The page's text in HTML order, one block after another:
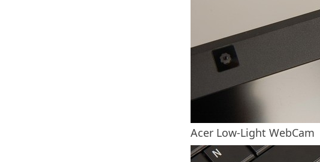
Acer Low-Light WebCam